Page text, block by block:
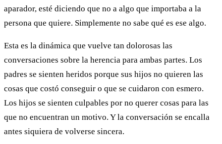
aparador, esté diciendo que no a algo que importaba a la
persona que quiere. Simplemente no sabe qué es ese algo.
Esta es la dinámica que vuelve tan dolorosas las
conversaciones sobre la herencia para ambas partes. Los
padres se sienten heridos porque sus hijos no quieren las
cosas que costó conseguir o que se cuidaron con esmero.
Los hijos se sienten culpables por no querer cosas para las
que no encuentran un motivo. Y la conversación se encalla
antes siquiera de volverse sincera.